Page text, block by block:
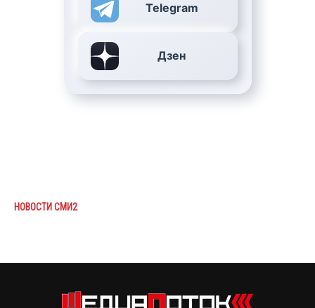
Telegram
Дзен
НОВОСТИ СМИ2